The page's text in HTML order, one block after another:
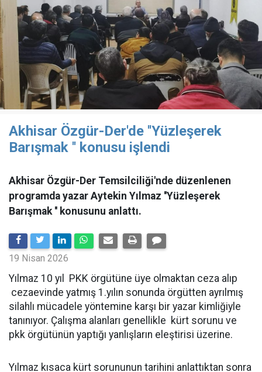
Akhisar Özgür-Der'de ''Yüzleşerek
Barışmak '' konusu işlendi
Akhisar Özgür-Der Temsilciliği'nde düzenlenen
programda yazar Aytekin Yılmaz ''Yüzleşerek
Barışmak '' konusunu anlattı.
19 Nisan 2026
Yılmaz 10 yıl PKK örgütüne üye olmaktan ceza alıp
cezaevinde yatmış 1.yılın sonunda örgütten ayrılmış
silahlı mücadele yöntemine karşı bir yazar kimliğiyle
tanınıyor. Çalışma alanları genellikle kürt sorunu ve
pkk örgütünün yaptığı yanlışların eleştirisi üzerine.
Yılmaz kısaca kürt sorununun tarihini anlattıktan sonra